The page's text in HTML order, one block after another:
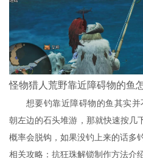
怪物猎人荒野靠近障碍物的鱼
想要钓靠近障碍物的鱼其实
朝左边的石头堆游，那就快速按几
概率会脱钩，如果没钓上来的话多
相关攻略：抗狂珠解锁制作方法介